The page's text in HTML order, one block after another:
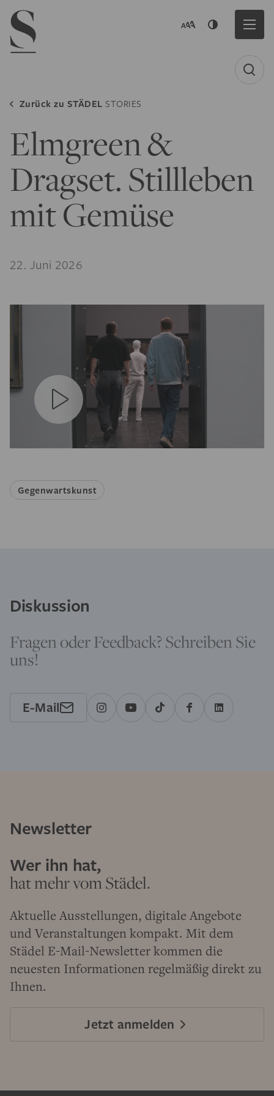
Navigation menu
Zurück zu STÄDEL STORIES
Elmgreen &
Dragset. Stillleben
mit Gemüse
22. Juni 2026
Gegenwartskunst
Diskussion
Fragen oder Feedback? Schreiben Sie
uns!
E-Mail
Newsletter
Wer ihn hat,
hat mehr vom Städel.
Aktuelle Ausstellungen, digitale Angebote
und Veranstaltungen kompakt. Mit dem
Städel E-Mail-Newsletter kommen die
neuesten Informationen regelmäßig direkt zu
Ihnen.
Jetzt anmelden